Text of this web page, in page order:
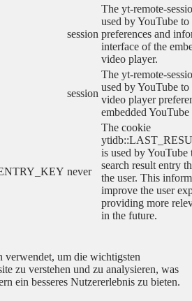
session
The yt-remote-
used by YouTube to
preferences and
interface of the
video player.
session
The yt-remote-
used by YouTube to
video player
embedded
never
The cookie
is used by YouTube
search result entry
the user. This
improve the user
providing more
in the future.
verwendet, um die wichtigsten
zu verstehen und zu analysieren, was
ein besseres Nutzererlebnis zu bieten.